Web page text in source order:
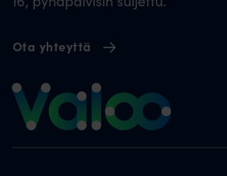
Ota yhteyttä